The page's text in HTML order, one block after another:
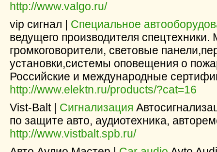
http://www.valgo.ru/
vip сигнал | Специальное
ведущего производителя спецтехники.
громкоговорители, световые
установки,системы оповещения о
Российские и международные
http://www.elektn.ru/products/?cat=16
Vist-Balt | Сигнализация
по защите авто, аудиотехника,
http://www.vistbalt.spb.ru/